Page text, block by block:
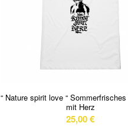
“ Nature spirit love “
mit Herz
25,00€